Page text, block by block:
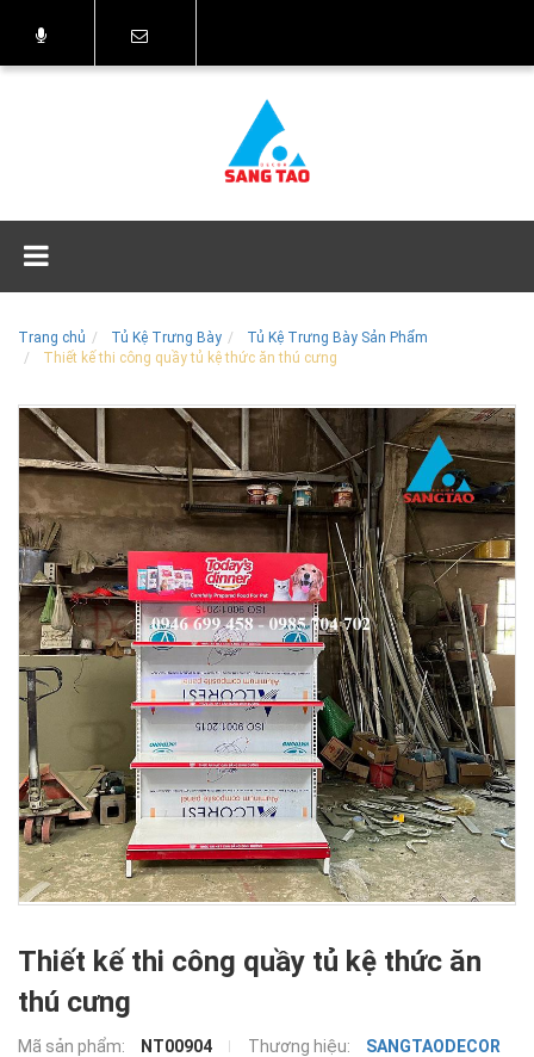
Trang chủ Tủ Kệ Trưng Bày
Tủ Kệ Trưng Bày Sản Phẩm
Thiết kế thi công quầy tủ kệ thức ăn thú cưng
Thiết kế thi công quầy tủ kệ thức ăn
thú cưng
Mã sản phẩm: NT00904 Thương hiệu: SANGTAODECOR